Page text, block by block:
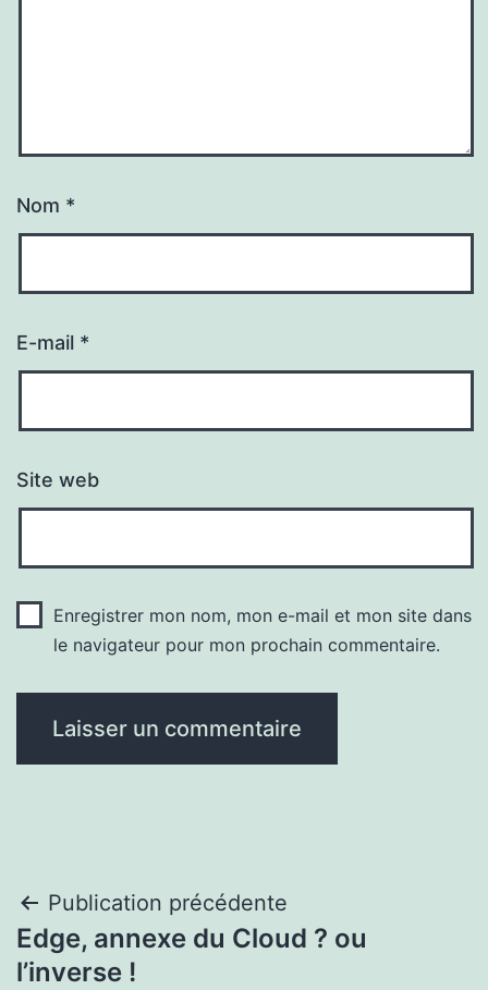
Nom *
E-mail *
Site web
Enregistrer mon nom, mon e-mail et mon site dans
le navigateur pour mon prochain commentaire.
Navigation
de
Publication précédente
Edge, annexe du Cloud ? ou
l’inverse !